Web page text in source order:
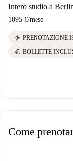
Intero studio a
1095 €/mese
electric_bolt PRENOTAZIONE
euro BOLLETTE
Come